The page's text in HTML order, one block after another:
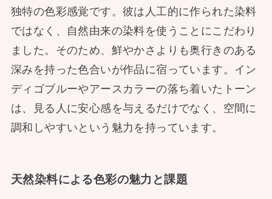
独特の色彩感覚です。彼は人工的に作られた染料
ではなく、自然由来の染料を使うことにこだわり
ました。そのため、鮮やかさよりも奥行きのある
深みを持った色合いが作品に宿っています。イン
ディゴブルーやアースカラーの落ち着いたトーン
は、見る人に安心感を与えるだけでなく、空間に
調和しやすいという魅力を持っています。
天然染料による色彩の魅力と課題